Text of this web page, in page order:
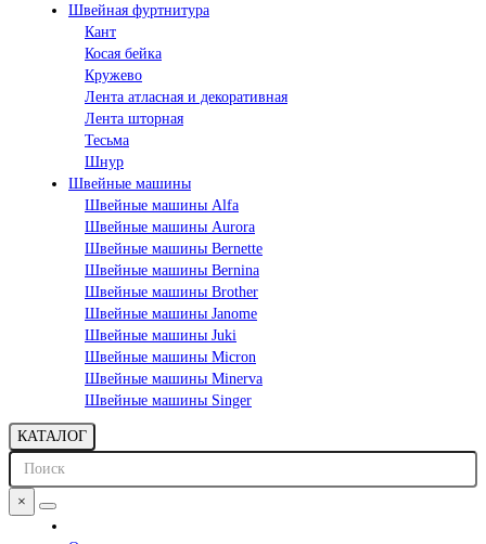
Швейная фуртнитура
Кант
Косая бейка
Кружево
Лента aтласная и декоративная
Лента шторная
Тесьма
Шнур
Швейные машины
Швейные машины Alfa
Швейные машины Aurora
Швейные машины Bernette
Швейные машины Bernina
Швейные машины Brother
Швейные машины Janome
Швейные машины Juki
Швейные машины Micron
Швейные машины Minerva
Швейные машины Singer
КАТАЛОГ
×